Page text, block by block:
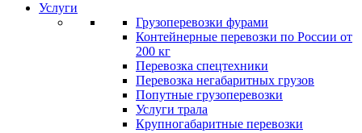
Услуги
Грузоперевозки фурами
Контейнерные перевозки по России от
200 кг
Перевозка спецтехники
Перевозка негабаритных грузов
Попутные грузоперевозки
Услуги трала
Крупногабаритные перевозки